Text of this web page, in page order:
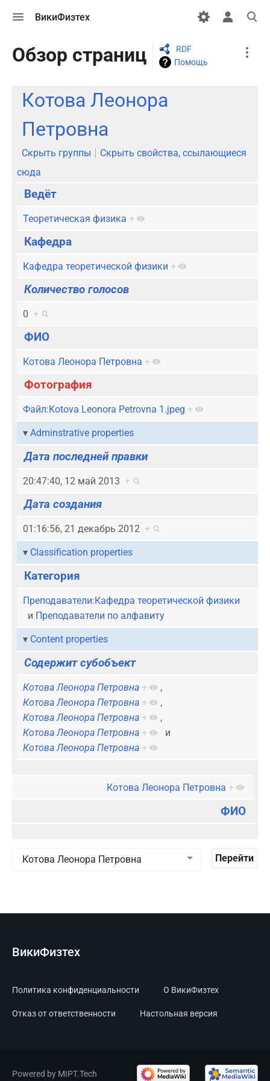
меню
ВикиФизтех
Открыть
поиск
Обзор страниц
RDF
Помощь
More
actions
Котова Леонора
Петровна
Скрыть группы
Скрыть свойства, ссылающиеся
сюда
Ведёт
Теоретическая физика +
Кафедра
Кафедра теоретической физики +
Количество голосов
0 +
ФИО
Котова Леонора Петровна +
Фотография
Файл:Kotova Leonora Petrovna 1.jpeg +
Adminstrative properties
Дата последней правки
20:47:40, 12 май 2013 +
Дата создания
01:16:56, 21 декабрь 2012 +
Classification properties
Категория
Преподаватели:Кафедра теоретической физики
и Преподаватели по алфавиту
Content properties
Содержит субобъект
Котова Леонора Петровна +
,
Котова Леонора Петровна +
,
Котова Леонора Петровна +
,
Котова Леонора Петровна +
и
Котова Леонора Петровна +
Котова Леонора Петровна +
ФИО
ВикиФизтех
Политика конфиденциальности О ВикиФизтех
Отказ от ответственности Настольная версия
Powered by MIPT.Tech